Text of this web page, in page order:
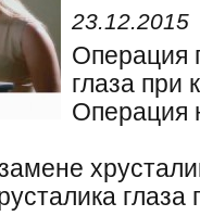
23.12.2015
Операция
глаза при
Операция
глаза